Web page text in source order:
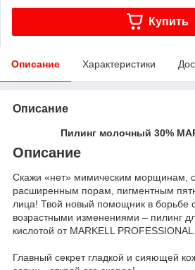
Купить
Описание Характеристики
Описание
Пилинг молочный 30%
Описание
Скажи «нет» мимическим морщинам,
расширенным порам, пигментным
лица! Твой новый помощник в борьбе
возрастными изменениями – пилинг
кислотой от MARKELL PROFESSIONAL.
Главный секрет гладкой и сияющей